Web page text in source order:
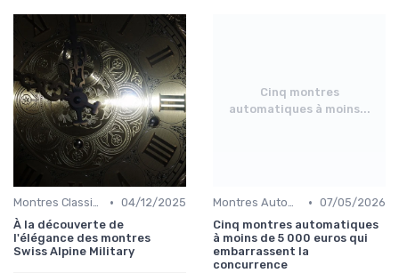
Montres Classiques • 04/12/2025
À la découverte de
l'élégance des montres
Swiss Alpine Military
Cinq montres
automatiques à moins...
Montres Automatiques • 07/05/2026
Cinq montres automatiques
à moins de 5 000 euros qui
embarrassent la
concurrence